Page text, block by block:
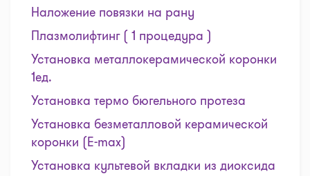
Наложение повязки на рану
Плазмолифтинг ( 1 процедура )
Установка металлокерамической коронки
1ед.
Установка термо бюгельного протеза
Установка безметалловой керамической
коронки (Е-mах)
Установка культевой вкладки из диоксида